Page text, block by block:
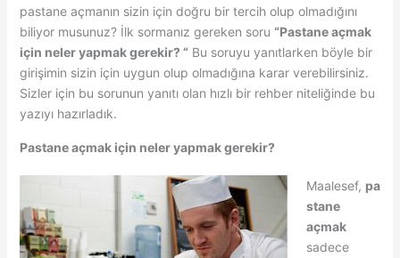
pastane açmanın sizin için doğru bir tercih olup olmadığını
biliyor musunuz? İlk sormanız gereken soru “Pastane açmak
için neler yapmak gerekir? “Bu soruyu yanıtlarken böyle bir
girişimin sizin için uygun olup olmadığına karar verebilirsiniz.
Sizler için bu sorunun yanıtı olan hızlı bir rehber niteliğinde bu
yazıyı hazırladık.
Pastane açmak için neler yapmak gerekir?
Maalesef, pa
stane
açmak
sadece